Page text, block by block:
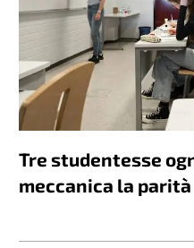
Tre studentesse
meccanica la